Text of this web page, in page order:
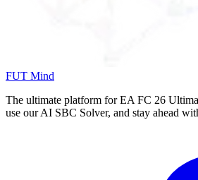
FUT Mind
The ultimate platform for EA FC 26
use our AI SBC Solver, and stay ahead